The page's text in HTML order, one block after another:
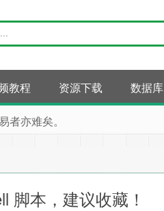
教程 资源下载 数据库
亦难矣。
脚本，建议收藏！